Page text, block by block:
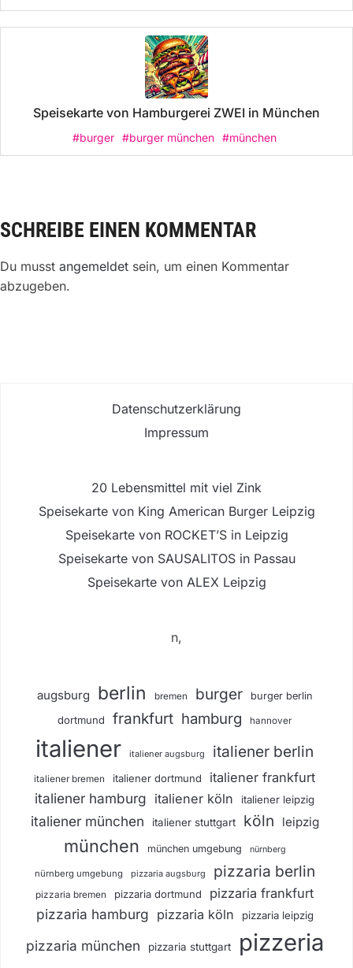
Speisekarte von Hamburgerei ZWEI in München
#burger #burger münchen #münchen
SCHREIBE EINEN KOMMENTAR
Du musst angemeldet sein, um einen Kommentar
abzugeben.
Datenschutzerklärung
Impressum
20 Lebensmittel mit viel Zink
Speisekarte von King American Burger Leipzig
Speisekarte von ROCKET’S in Leipzig
Speisekarte von SAUSALITOS in Passau
Speisekarte von ALEX Leipzig
n,
augsburg berlin bremen burger burger berlin
dortmund frankfurt hamburg hannover
italiener italiener augsburg italiener berlin
italiener bremen italiener dortmund italiener frankfurt
italiener hamburg italiener köln italiener leipzig
italiener münchen italiener stuttgart köln leipzig
münchen münchen umgebung nürnberg
nürnberg umgebung pizzaria augsburg pizzaria berlin
pizzaria bremen pizzaria dortmund pizzaria frankfurt
pizzaria hamburg pizzaria köln pizzaria leipzig
pizzaria münchen pizzaria stuttgart pizzeria